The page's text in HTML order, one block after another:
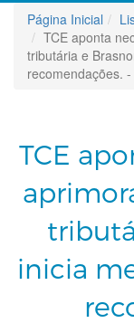
Página Inicial
TCE aponta
tributária e
recomendações. -
TCE
inicia